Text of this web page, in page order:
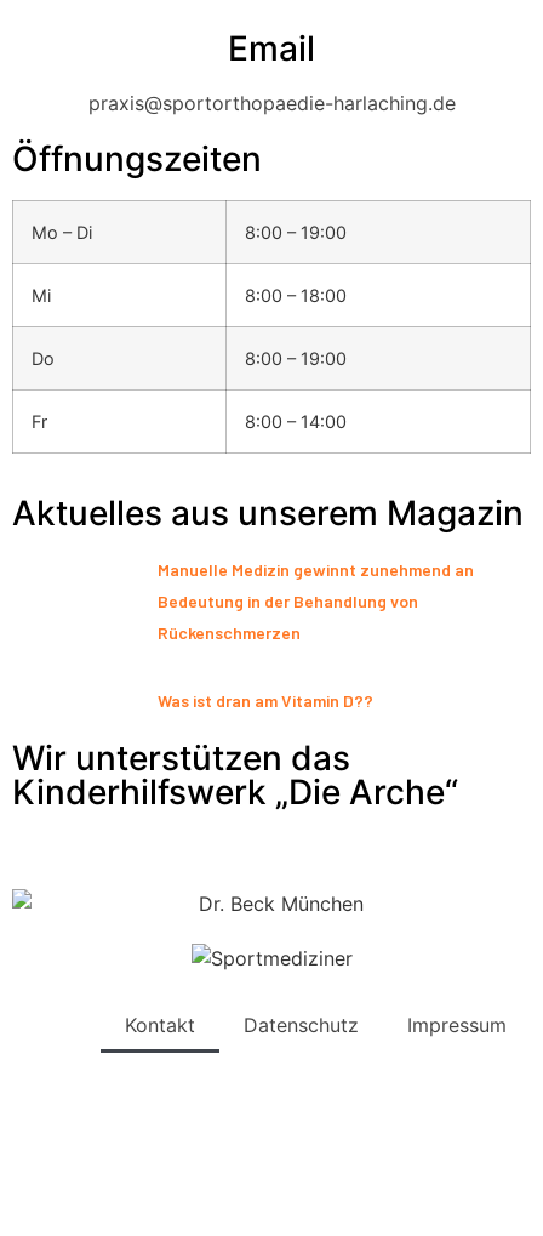
Email
praxis@sportorthopaedie-harlaching.de
Öffnungszeiten
Mo – Di 8:00 – 19:00
Mi 8:00 – 18:00
Do 8:00 – 19:00
Fr 8:00 – 14:00
Aktuelles aus unserem Magazin
Manuelle Medizin gewinnt zunehmend an
Bedeutung in der Behandlung von
Rückenschmerzen
Was ist dran am Vitamin D??
Wir unterstützen das
Kinderhilfswerk „Die Arche“
Kontakt Datenschutz Impressum